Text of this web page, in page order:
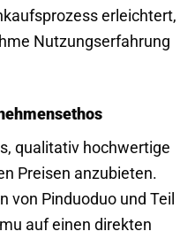
erleichtert,
Nutzungserfahrung
qualitativ hochwertige
Preisen anzubieten.
von Pinduoduo und Teil
auf einen direkten